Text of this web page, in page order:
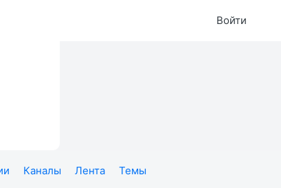
Войти
Каналы Лента
Темы